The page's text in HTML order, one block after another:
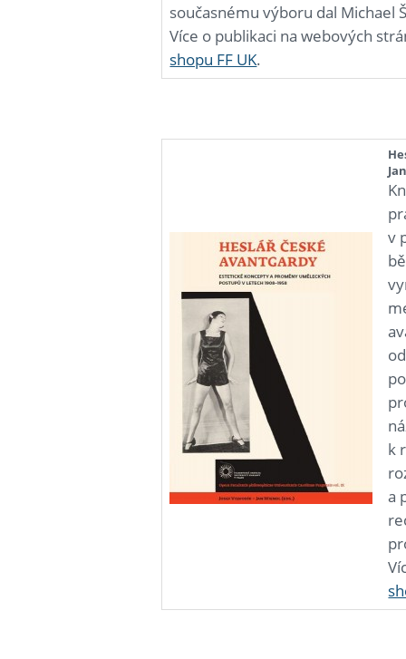
současnému výboru dal Michael
Více o publikaci na webových
shopu FF UK.
v
k
a